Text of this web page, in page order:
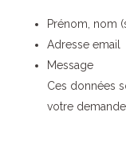
Prénom, nom
Adresse email
Message
Ces données
votre demande.